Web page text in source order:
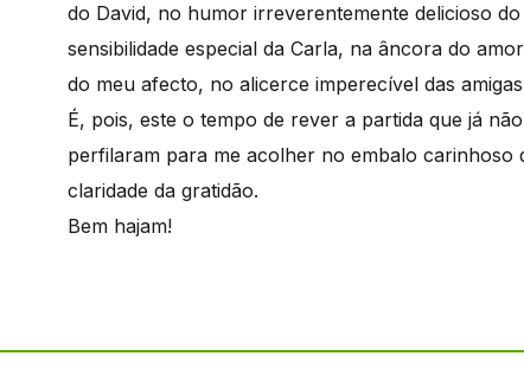
do David, no humor irreverentemente delicioso
sensibilidade especial da Carla, na âncora do
do meu afecto, no alicerce imperecível das
É, pois, este o tempo de rever a partida que já
perfilaram para me acolher no embalo
claridade da gratidão.
Bem hajam!